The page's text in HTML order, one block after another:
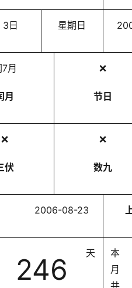
3日 星期日
月
月
❌
节日
❌
伏
❌
数九
2006-08-23
246 天
本
月
共